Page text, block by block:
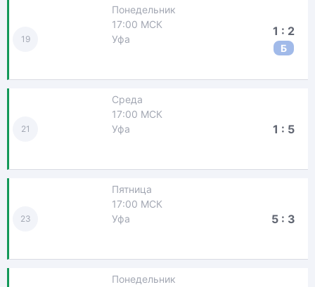
19
Понедельник
17:00 МСК
Уфа
1 : 2
Б
21
Среда
17:00 МСК
Уфа
1 : 5
23
Пятница
17:00 МСК
Уфа
5 : 3
Понедельник